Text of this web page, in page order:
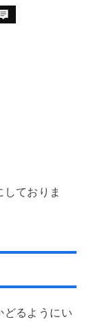
ておりま
どるようにい